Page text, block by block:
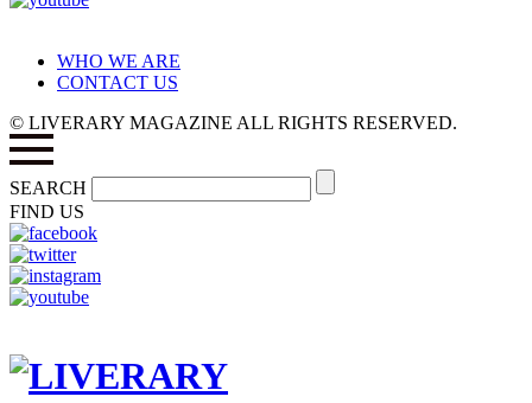
WHO WE ARE
CONTACT US
© LIVERARY MAGAZINE ALL RIGHTS RESERVED.
SEARCH
FIND US